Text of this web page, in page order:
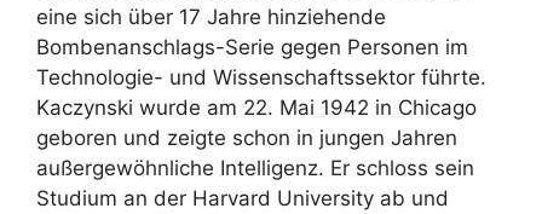
eine sich über 17 Jahre hinziehende
Bombenanschlags-Serie gegen Personen im
Technologie- und Wissenschaftssektor führte.
Kaczynski wurde am 22. Mai 1942 in Chicago
geboren und zeigte schon in jungen Jahren
außergewöhnliche Intelligenz. Er schloss sein
Studium an der Harvard University ab und